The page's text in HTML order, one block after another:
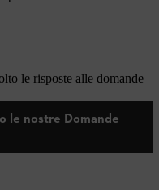
le risposte alle domande
le nostre Domande